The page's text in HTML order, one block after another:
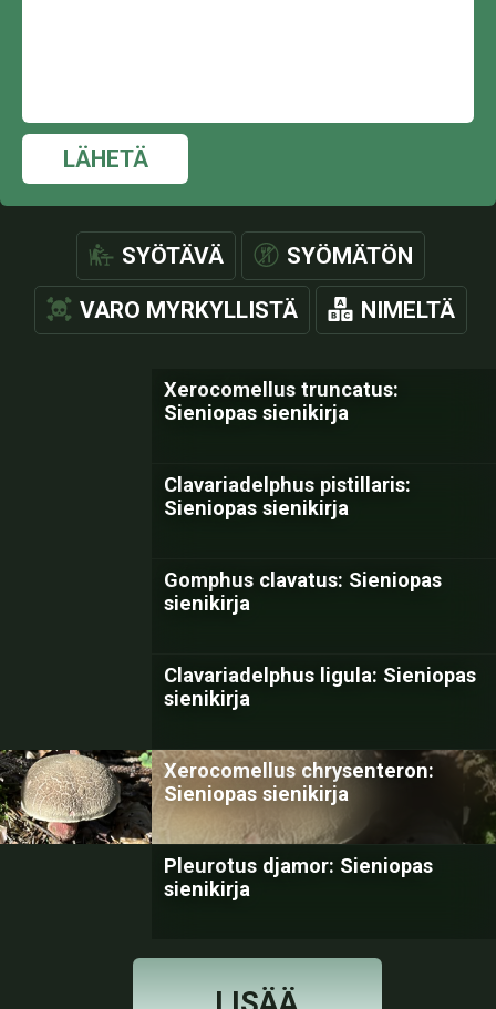
LÄHETÄ
SYÖTÄVÄ SYÖMÄTÖN
VARO MYRKYLLISTÄ NIMELTÄ
Xerocomellus truncatus:
Sieniopas sienikirja
Clavariadelphus pistillaris:
Sieniopas sienikirja
Gomphus clavatus: Sieniopas
sienikirja
Clavariadelphus ligula: Sieniopas
sienikirja
Xerocomellus chrysenteron:
Sieniopas sienikirja
Pleurotus djamor: Sieniopas
sienikirja